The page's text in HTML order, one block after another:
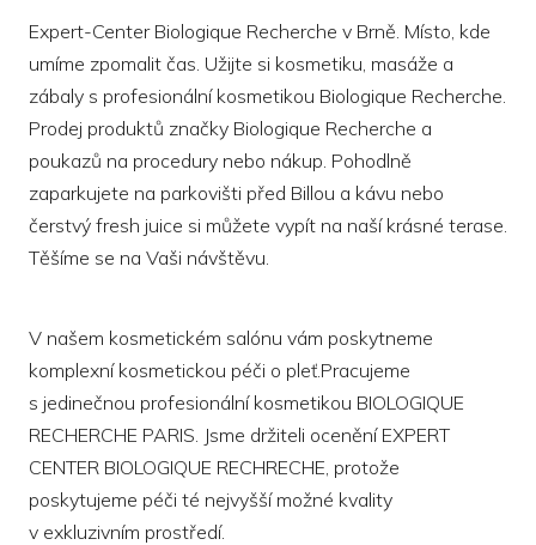
Expert-Center Biologique Recherche v Brně. Místo, kde
umíme zpomalit čas. Užijte si kosmetiku, masáže a
zábaly s profesionální kosmetikou Biologique Recherche.
Prodej produktů značky Biologique Recherche a
poukazů na procedury nebo nákup. Pohodlně
zaparkujete na parkovišti před Billou a kávu nebo
čerstvý fresh juice si můžete vypít na naší krásné terase.
Těšíme se na Vaši návštěvu.
V našem kosmetickém salónu vám poskytneme
komplexní kosmetickou péči o pleť.Pracujeme
s jedinečnou profesionální kosmetikou BIOLOGIQUE
RECHERCHE PARIS. Jsme držiteli ocenění EXPERT
CENTER BIOLOGIQUE RECHRECHE, protože
poskytujeme péči té nejvyšší možné kvality
v exkluzivním prostředí.